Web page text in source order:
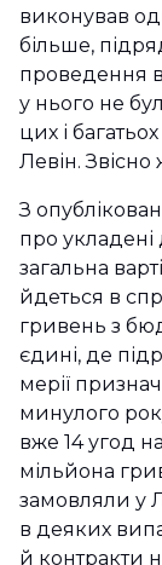
виконував
більше,
проведення
у нього не
цих і
Левін.
З
про
загальна
йдеться в
гривень з
єдині, де
мерії
минулого
вже 14 угод
мільйона
замовляли у
в деяких
й контракти